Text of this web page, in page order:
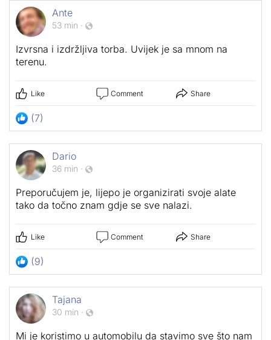
Ante
53 min ·
Izvrsna i izdržljiva torba. Uvijek je sa mnom na
terenu.
Like Comment Share
(7)
Dario
36 min ·
Preporučujem je, lijepo je organizirati svoje alate
tako da točno znam gdje se sve nalazi.
Like Comment Share
(9)
Tajana
30 min ·
Mi je koristimo u automobilu da stavimo sve što nam